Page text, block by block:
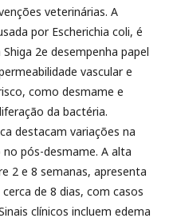
veterinárias. A
por Escherichia coli, é
2e desempenha papel
vascular e
como desmame e
da bactéria.
destacam variações na
pós-desmame. A alta
2 e 8 semanas, apresenta
de 8 dias, com casos
clínicos incluem edema